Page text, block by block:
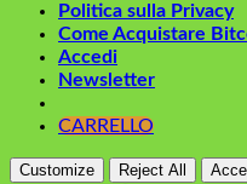
Politica sulla Privacy
Come Acquistare
Accedi
Newsletter
CARRELLO
Customize Reject All